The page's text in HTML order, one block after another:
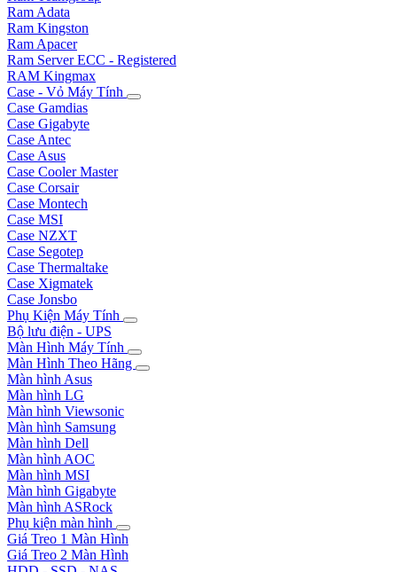
Ram Adata
Ram Kingston
Ram Apacer
Ram Server ECC - Registered
RAM Kingmax
Case - Vỏ Máy Tính
Case Gamdias
Case Gigabyte
Case Antec
Case Asus
Case Cooler Master
Case Corsair
Case Montech
Case MSI
Case NZXT
Case Segotep
Case Thermaltake
Case Xigmatek
Case Jonsbo
Phụ Kiện Máy Tính
Bộ lưu điện - UPS
Màn Hình Máy Tính
Màn Hình Theo Hãng
Màn hình Asus
Màn hình LG
Màn hình Viewsonic
Màn hình Samsung
Màn hình Dell
Màn hình AOC
Màn hình MSI
Màn hình Gigabyte
Màn hình ASRock
Phụ kiện màn hình
Giá Treo 1 Màn Hình
Giá Treo 2 Màn Hình